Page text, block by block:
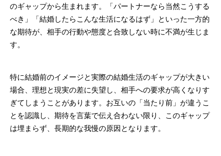
のギャップから生まれます。「パートナーなら当然こうする
べき」「結婚したらこんな生活になるはず」といった一方的
な期待が、相手の行動や態度と合致しない時に不満が生じま
す。
特に結婚前のイメージと実際の結婚生活のギャップが大きい
場合、理想と現実の差に失望し、相手への要求が高くなりす
ぎてしまうことがあります。お互いの「当たり前」が違うこ
とを認識し、期待を言葉で伝え合わない限り、このギャップ
は埋まらず、長期的な我慢の原因となります。